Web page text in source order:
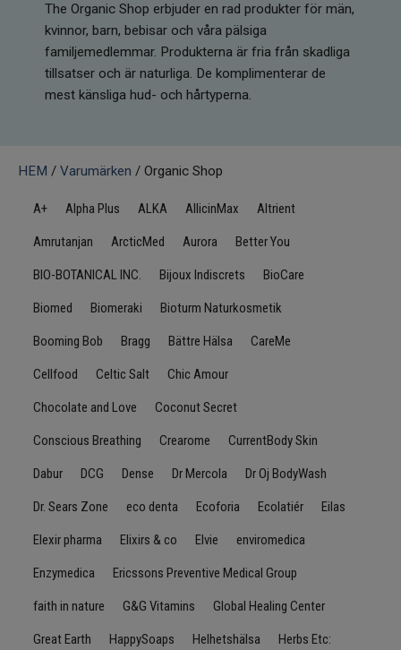
Kristaller
Infrarött Ljus
Transdermala plåster
Fyndlådan
The Organic Shop erbjuder en rad produkter för män,
kvinnor, barn, bebisar och våra pälsiga
familjemedlemmar. Produkterna är fria från skadliga
tillsatser och är naturliga. De komplimenterar de
mest känsliga hud- och hårtyperna.
HEM / Varumärken / Organic Shop
A+ Alpha Plus ALKA AllicinMax Altrient
Amrutanjan ArcticMed Aurora Better You
BIO-BOTANICAL INC. Bijoux Indiscrets BioCare
Biomed Biomeraki Bioturm Naturkosmetik
Booming Bob Bragg Bättre Hälsa CareMe
Cellfood Celtic Salt Chic Amour
Chocolate and Love Coconut Secret
Conscious Breathing Crearome CurrentBody Skin
Dabur DCG Dense Dr Mercola Dr Oj BodyWash
Dr. Sears Zone eco denta Ecoforia Ecolatiér Eilas
Elexir pharma Elixirs & co Elvie enviromedica
Enzymedica Ericssons Preventive Medical Group
faith in nature G&G Vitamins Global Healing Center
Great Earth HappySoaps Helhetshälsa Herbs Etc: